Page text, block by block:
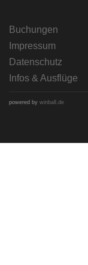
Buchungen
Impressum
Datenschutz
Infos & Ausflüge
powered by winball.de